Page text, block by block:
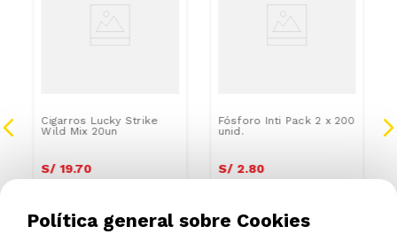
Cigarros Lucky Strike
Wild Mix 20un
S/ 19.70
Fósforo Inti Pack 2 x 200
unid.
S/ 2.80
Política general sobre Cookies